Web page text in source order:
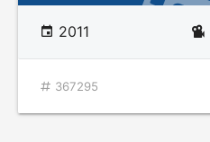
2011
367295